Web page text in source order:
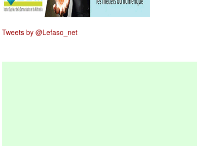
Tweets by @Lefaso_net